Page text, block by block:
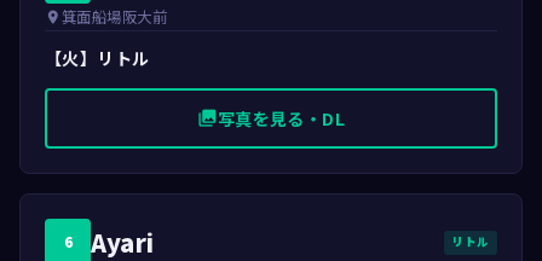
place 箕面船場阪大前
【火】リトル
photo_library写真を見る・DL
6 Ayari リトル